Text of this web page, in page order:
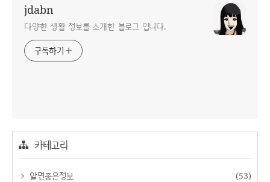
jdabn
다양한 생활 정보를 소개한 블로그 입니다.
구독하기
카테고리
알면좋은정보
(53)